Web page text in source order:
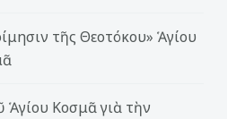
τῆς Θεοτόκου» Ἁγίου
Ἁγίου Κοσμᾶ γιὰ τὴν